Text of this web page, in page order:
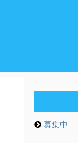
募集中